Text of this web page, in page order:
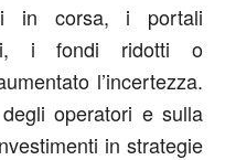
in corsa, i portali
i fondi ridotti o
l’incertezza.
operatori e sulla
in strategie